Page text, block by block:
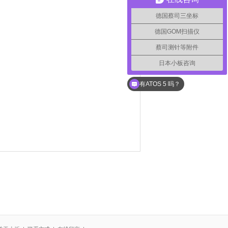
德国蔡司三坐标
德国GOM扫描仪
蔡司测针等附件
日本小板咨询
有ATOS 5 吗？